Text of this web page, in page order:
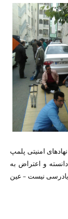
امنیتی پلمپ
و اعتراض به
نیست – عین